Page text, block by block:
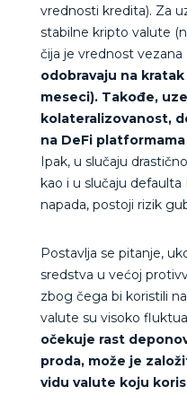
vrednosti kredita). Za
stabilne kripto valute
čija je vrednost vezana
odobravaju na
meseci). Takođe,
kolateralizovanost,
na DeFi
Ipak, u slučaju
kao i u slučaju
napada, postoji rizik
Postavlja se pitanje,
sredstva u većoj
zbog čega bi koristili
valute su visoko
očekuje rast
proda, može je
vidu valute koju